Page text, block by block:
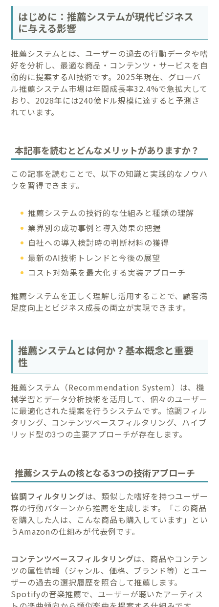
はじめに：推薦システムが現代ビジネス
に与える影響
推薦システムとは、ユーザーの過去の行動データや嗜
好を分析し、最適な商品・コンテンツ・サービスを自
動的に提案するAI技術です。2025年現在、グローバ
ル推薦システム市場は年間成長率32.4%で急拡大して
おり、2028年には240億ドル規模に達すると予測さ
れています。
本記事を読むとどんなメリットがありますか？
この記事を読むことで、以下の知識と実践的なノウハ
ウを習得できます。
推薦システムの技術的な仕組みと種類の理解
業界別の成功事例と導入効果の把握
自社への導入検討時の判断材料の獲得
最新のAI技術トレンドと今後の展望
コスト対効果を最大化する実装アプローチ
推薦システムを正しく理解し活用することで、顧客満
足度向上とビジネス成長の両立が実現できます。
推薦システムとは何か？基本概念と重要
性
推薦システム（Recommendation System）は、機
械学習とデータ分析技術を活用して、個々のユーザー
に最適化された提案を行うシステムです。協調フィル
タリング、コンテンツベースフィルタリング、ハイブ
リッド型の3つの主要アプローチが存在します。
推薦システムの核となる3つの技術アプローチ
協調フィルタリングは、類似した嗜好を持つユーザー
群の行動パターンから推薦を生成します。「この商品
を購入した人は、こんな商品も購入しています」とい
うAmazonの仕組みが代表例です。
コンテンツベースフィルタリングは、商品やコンテン
ツの属性情報（ジャンル、価格、ブランド等）とユー
ザーの過去の選択履歴を照合して推薦します。
Spotifyの音楽推薦で、ユーザーが聴いたアーティス